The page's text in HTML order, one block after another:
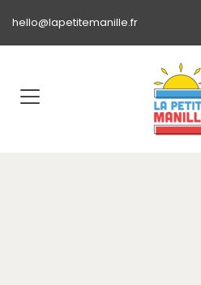
hello@lapetitemanille.fr